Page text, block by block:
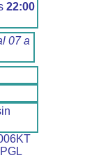
22:00
07 a